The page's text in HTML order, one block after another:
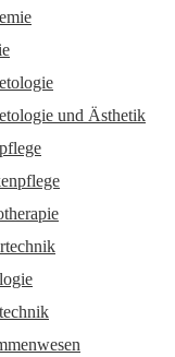
und Ästhetik